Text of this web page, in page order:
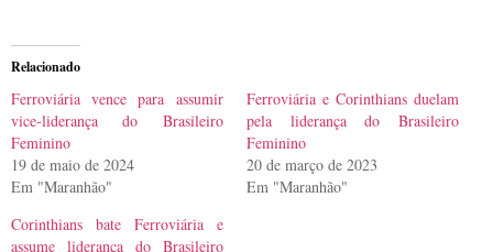
Relacionado
Ferroviária vence para assumir
vice-liderança do Brasileiro
Feminino
19 de maio de 2024
Em "Maranhão"
Ferroviária e Corinthians duelam
pela liderança do Brasileiro
Feminino
20 de março de 2023
Em "Maranhão"
Corinthians bate Ferroviária e
assume liderança do Brasileiro